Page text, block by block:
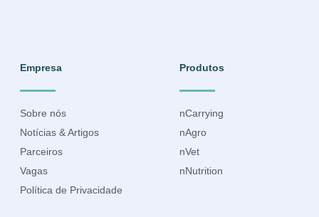
Empresa
Sobre nós
Notícias & Artigos
Parceiros
Vagas
Política de Privacidade
Produtos
nCarrying
nAgro
nVet
nNutrition